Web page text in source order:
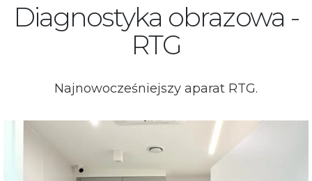
Diagnostyka obrazowa -
RTG
Najnowocześniejszy aparat RTG.